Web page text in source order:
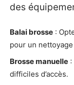
des
Balai brosse :
pour un
Brosse manuelle
difficiles d’accès.